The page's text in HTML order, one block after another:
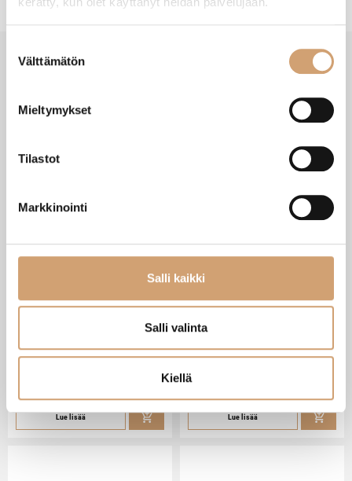
valinta
Välttämätön
Mieltymykset
Tilastot
Markkinointi
Salli kaikki
Salli valinta
Kiellä
Heti saatavilla verkkokaupasta
Lue lisää
Ibili Sushisetti
Heti saatavilla verkkokaupasta
29,90
Lue lisää